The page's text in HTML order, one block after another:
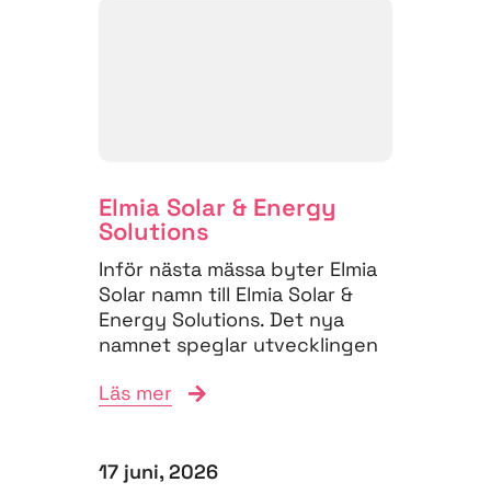
Elmia Solar & Energy
Solutions
Inför nästa mässa byter Elmia
Solar namn till Elmia Solar &
Energy Solutions. Det nya
namnet speglar utvecklingen
Läs mer
17 juni, 2026